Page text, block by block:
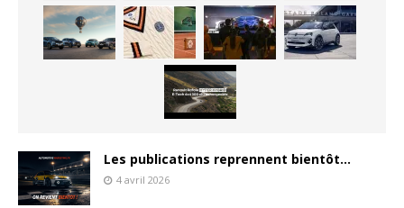
Les publications reprennent bientôt…
4 avril 2026